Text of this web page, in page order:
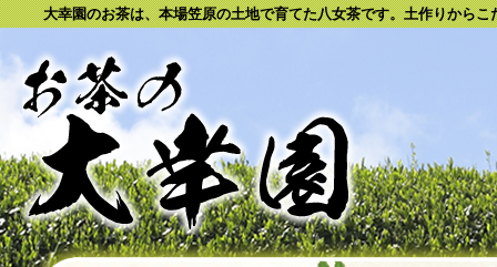
大幸園のお茶は、本場笠原の土地で育てた八女茶です。土作りからこ